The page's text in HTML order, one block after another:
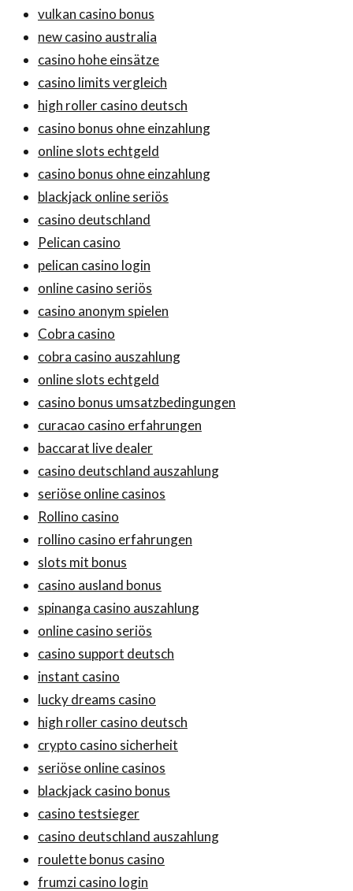
vulkan casino bonus
new casino australia
casino hohe einsätze
casino limits vergleich
high roller casino deutsch
casino bonus ohne einzahlung
online slots echtgeld
casino bonus ohne einzahlung
blackjack online seriös
casino deutschland
Pelican casino
pelican casino login
online casino seriös
casino anonym spielen
Cobra casino
cobra casino auszahlung
online slots echtgeld
casino bonus umsatzbedingungen
curacao casino erfahrungen
baccarat live dealer
casino deutschland auszahlung
seriöse online casinos
Rollino casino
rollino casino erfahrungen
slots mit bonus
casino ausland bonus
spinanga casino auszahlung
online casino seriös
casino support deutsch
instant casino
lucky dreams casino
high roller casino deutsch
crypto casino sicherheit
seriöse online casinos
blackjack casino bonus
casino testsieger
casino deutschland auszahlung
roulette bonus casino
frumzi casino login